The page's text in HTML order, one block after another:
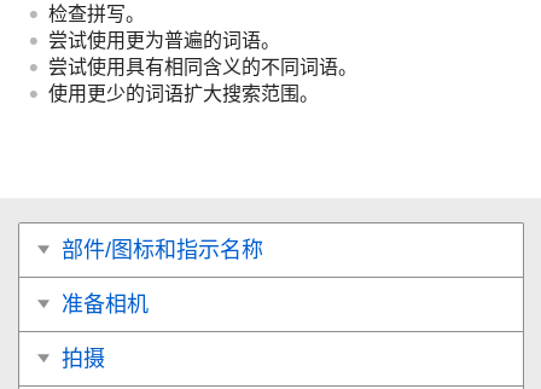
检查拼写。
尝试使用更为普遍的词语。
尝试使用具有相同含义的不同词语。
使用更少的词语扩大搜索范围。
部件/图标和指示名称
准备相机
拍摄